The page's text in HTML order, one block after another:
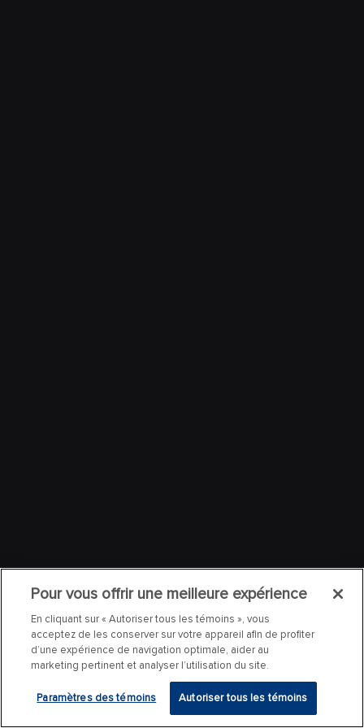
Pour vous offrir une meilleure expérience
En cliquant sur « Autoriser tous les témoins », vous
acceptez de les conserver sur votre appareil afin de profiter
d’une expérience de navigation optimale, aider au
marketing pertinent et analyser l’utilisation du site.
Paramètres des témoins Autoriser tous les témoins